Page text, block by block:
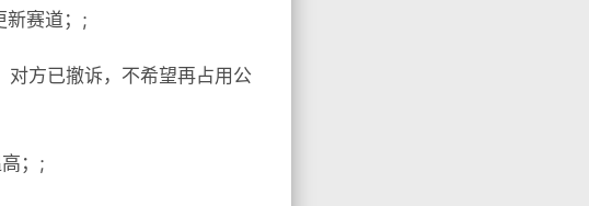
新赛道；;
方已撤诉，不希望再占用公
；;